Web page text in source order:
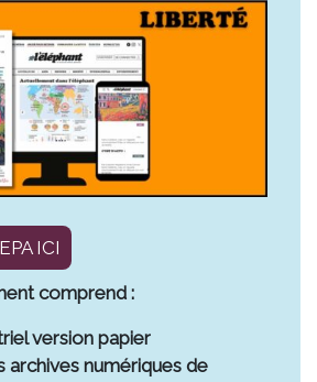
ICI
comprend :
version papier
archives numériques de